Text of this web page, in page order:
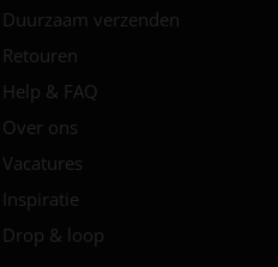
Duurzaam verzenden
Retouren
Help & FAQ
Over ons
Vacatures
Inspiratie
Drop & loop